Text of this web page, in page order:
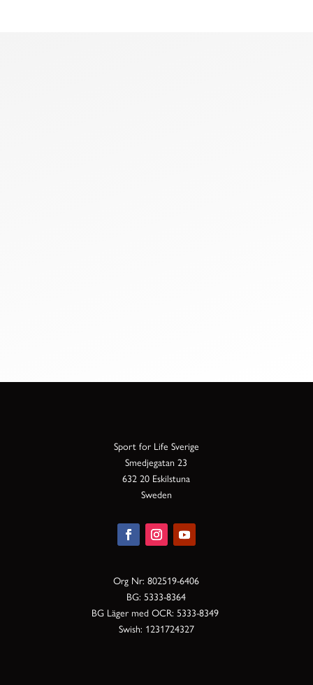
Sport for Life Sverige
Smedjegatan 23
632 20 Eskilstuna
Sweden
Org Nr: 802519-6406
BG: 5333-8364
BG Läger med OCR: 5333-8349
Swish: 1231724327